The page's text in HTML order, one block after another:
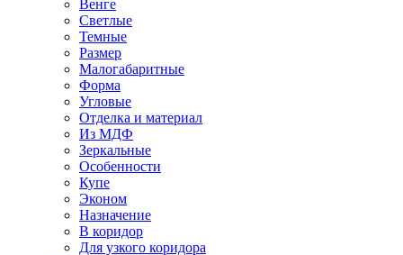
Венге
Светлые
Темные
Размер
Малогабаритные
Форма
Угловые
Отделка и материал
Из МДФ
Зеркальные
Особенности
Купе
Эконом
Назначение
В коридор
Для узкого коридора